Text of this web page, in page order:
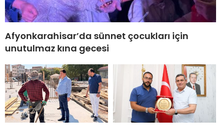
Afyonkarahisar’da sünnet çocukları için
unutulmaz kına gecesi